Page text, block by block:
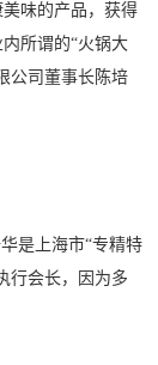
味的产品，获得
所谓的“火锅大
公司董事长陈培
是上海市“专精特
行会长，因为多